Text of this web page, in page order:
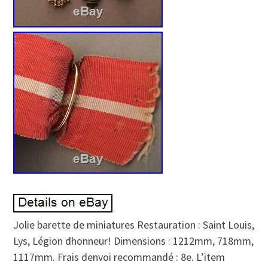
Jolie barette de miniatures Restauration : Saint Louis,
Lys, Légion dhonneur! Dimensions : 1212mm, 718mm,
1117mm. Frais denvoi recommandé : 8e. L’item